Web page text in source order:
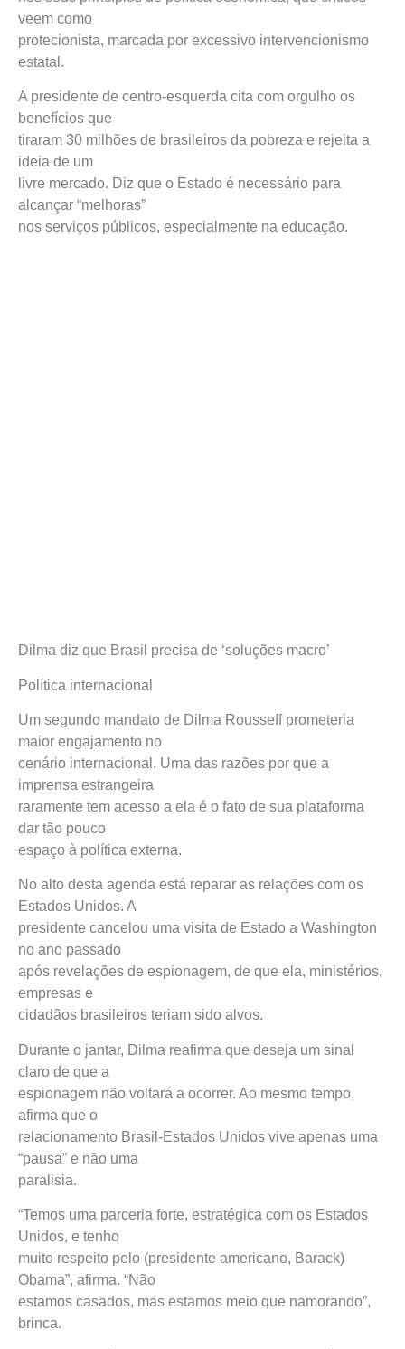
veem como
protecionista, marcada por excessivo intervencionismo
estatal.
A presidente de centro-esquerda cita com orgulho os
benefícios que
tiraram 30 milhões de brasileiros da pobreza e rejeita a
ideia de um
livre mercado. Diz que o Estado é necessário para
alcançar “melhoras”
nos serviços públicos, especialmente na educação.
Dilma diz que Brasil precisa de ‘soluções macro’
Política internacional
Um segundo mandato de Dilma Rousseff prometeria
maior engajamento no
cenário internacional. Uma das razões por que a
imprensa estrangeira
raramente tem acesso a ela é o fato de sua plataforma
dar tão pouco
espaço à política externa.
No alto desta agenda está reparar as relações com os
Estados Unidos. A
presidente cancelou uma visita de Estado a Washington
no ano passado
após revelações de espionagem, de que ela, ministérios,
empresas e
cidadãos brasileiros teriam sido alvos.
Durante o jantar, Dilma reafirma que deseja um sinal
claro de que a
espionagem não voltará a ocorrer. Ao mesmo tempo,
afirma que o
relacionamento Brasil-Estados Unidos vive apenas uma
“pausa” e não uma
paralisia.
“Temos uma parceria forte, estratégica com os Estados
Unidos, e tenho
muito respeito pelo (presidente americano, Barack)
Obama”, afirma. “Não
estamos casados, mas estamos meio que namorando”,
brinca.